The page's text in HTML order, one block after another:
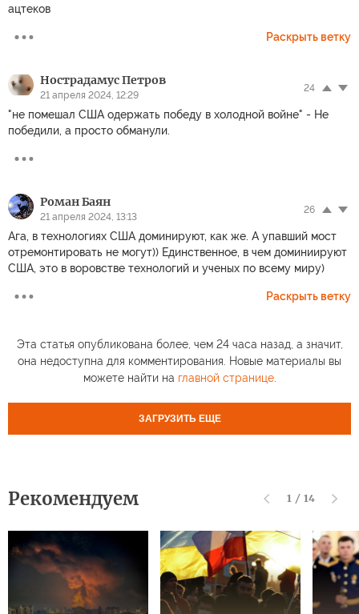
ацтеков
Раскрыть ветку
Нострадамус Петров
21 апреля 2024, 12:29
24
"не помешал США одержать победу в холодной войне" - Не
победили, а просто обманули.
Роман Баян
21 апреля 2024, 13:13
26
Ага, в технологиях США доминируют, как же. А упавший мост
отремонтировать не могут)) Единственное, в чем доминиируют
США, это в воровстве технологий и ученых по всему миру)
Раскрыть ветку
Эта статья опубликована более, чем 24 часа назад, а значит,
она недоступна для комментирования. Новые материалы вы
можете найти на главной странице.
ЗАГРУЗИТЬ ЕЩЕ
Рекомендуем 1 / 14